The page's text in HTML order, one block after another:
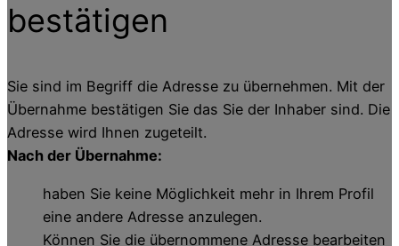
bestätigen
Sie sind im Begriff die Adresse zu übernehmen. Mit der
Übernahme bestätigen Sie das Sie der Inhaber sind. Die
Adresse wird Ihnen zugeteilt.
Nach der Übernahme:
haben Sie keine Möglichkeit mehr in Ihrem Profil
eine andere Adresse anzulegen.
Können Sie die übernommene Adresse bearbeiten